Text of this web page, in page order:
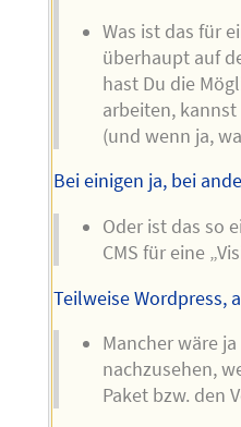
Was ist das für
überhaupt auf
hast Du die
arbeiten,
(und wenn ja,
Bei einigen ja, bei
Oder ist das so
CMS für eine
Teilweise Wordpress,
Mancher wäre
nachzusehen,
Paket bzw. den